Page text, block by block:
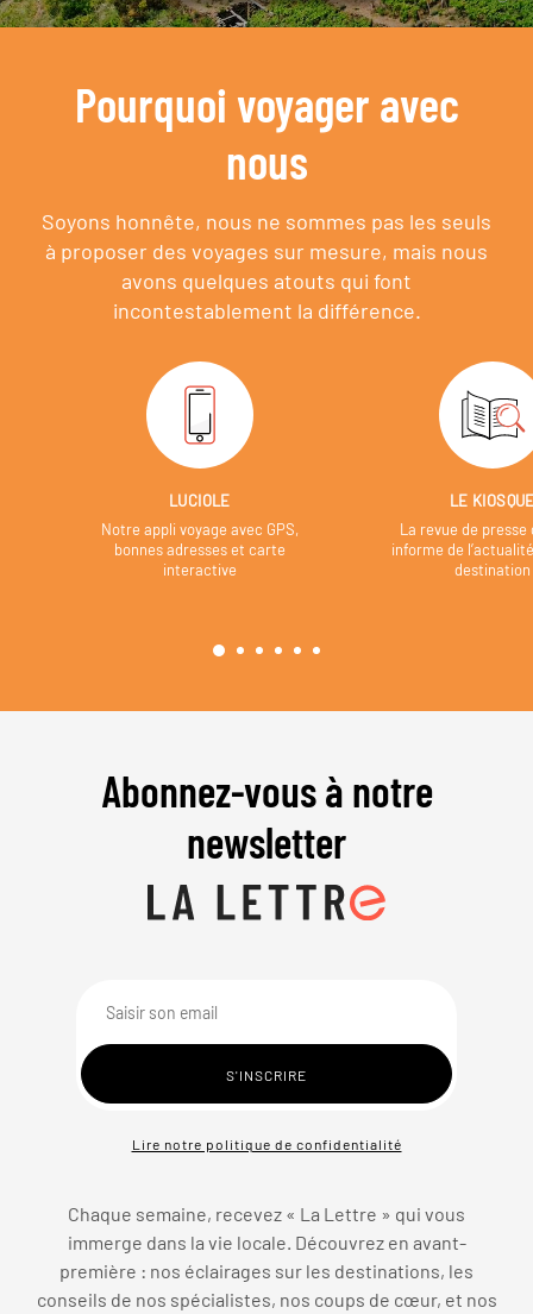
Pourquoi voyager avec
nous
Soyons honnête, nous ne sommes pas les seuls
à proposer des voyages sur mesure, mais nous
avons quelques atouts qui font
incontestablement la différence.
LUCIOLE
Notre appli voyage avec GPS,
bonnes adresses et carte
interactive
LE
La revue de presse
informe de
destination
Abonnez-vous à notre
newsletter
Lire notre politique de confidentialité
Chaque semaine, recevez « La Lettre » qui vous
immerge dans la vie locale. Découvrez en avant-
première : nos éclairages sur les destinations, les
conseils de nos spécialistes, nos coups de cœur, et nos